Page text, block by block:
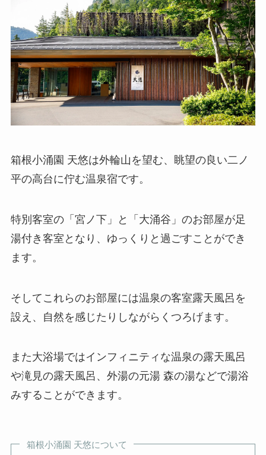
箱根小涌園 天悠は外輪山を望む、眺望の良い二ノ
平の高台に佇む温泉宿です。
特別客室の「宮ノ下」と「大涌谷」のお部屋が足
湯付き客室となり、ゆっくりと過ごすことができ
ます。
そしてこれらのお部屋には温泉の客室露天風呂を
設え、自然を感じたりしながらくつろげます。
また大浴場ではインフィニティな温泉の露天風呂
や滝見の露天風呂、外湯の元湯 森の湯などで湯浴
みすることができます。
箱根小涌園 天悠について